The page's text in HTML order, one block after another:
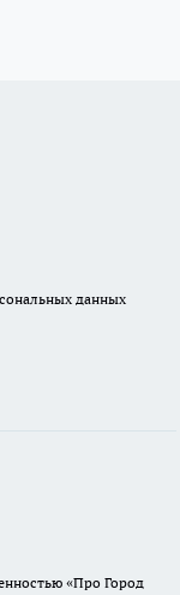
данных
«Про Город